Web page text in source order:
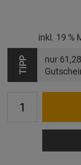
inkl. 19 %
TIPP nur